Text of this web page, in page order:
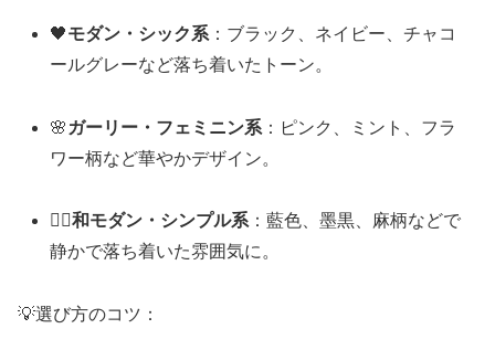
🖤モダン・シック系 ：ブラック、ネイビー、チャコ
ールグレーなど落ち着いたトーン。
🌸 ガーリー・フェミニン系 ：ピンク、ミント、フラ
ワー柄など華やかデザイン。
🧘‍♀️和モダン・シンプル系：藍色、墨黒、麻柄などで
静かで落ち着いた雰囲気に。
💡選び方のコツ：